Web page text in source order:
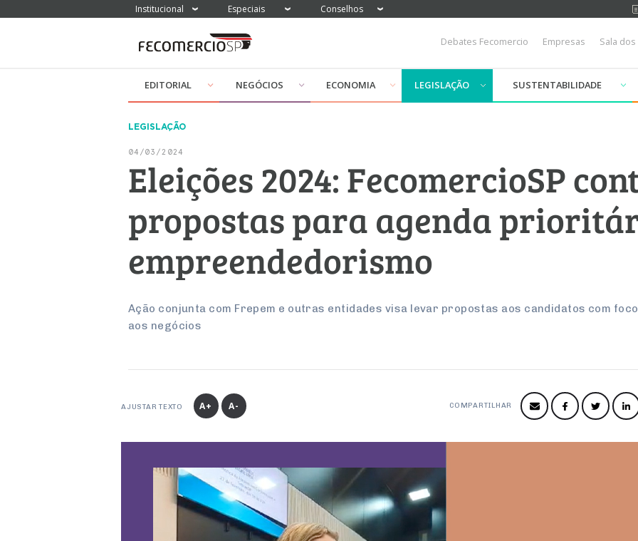
Institucional Especiais Conselhos
Debates Fecomercio Empresas Sala
EDITORIAL NEGÓCIOS ECONOMIA LEGISLAÇÃO SUSTENTABILIDADE
LEGISLAÇÃO
04/03/2024
Eleições 2024: FecomercioSP
propostas para agenda
empreendedorismo
Ação conjunta com Frepem e outras entidades visa levar propostas aos candidatos com
aos negócios
AJUSTAR TEXTO A+ A- COMPARTILHAR